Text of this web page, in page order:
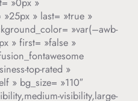
»0px »
» last= »true »
»var(–awb-
» first= »false »
top-rated »
» bg_size= »110″
visibility,large-